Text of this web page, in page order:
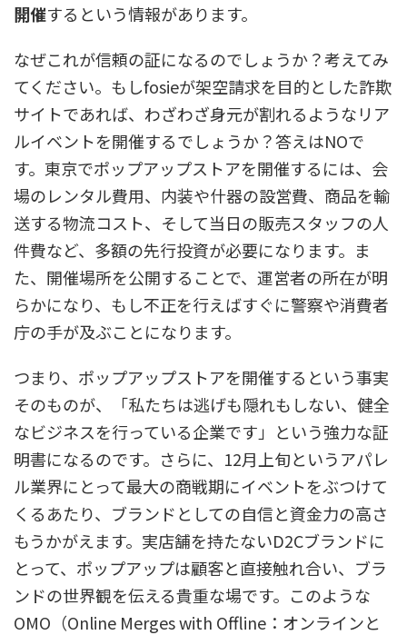
開催するという情報があります。
なぜこれが信頼の証になるのでしょうか？考えてみ
てください。もしfosieが架空請求を目的とした詐欺
サイトであれば、わざわざ身元が割れるようなリア
ルイベントを開催するでしょうか？答えはNOで
す。東京でポップアップストアを開催するには、会
場のレンタル費用、内装や什器の設営費、商品を輸
送する物流コスト、そして当日の販売スタッフの人
件費など、多額の先行投資が必要になります。ま
た、開催場所を公開することで、運営者の所在が明
らかになり、もし不正を行えばすぐに警察や消費者
庁の手が及ぶことになります。
つまり、ポップアップストアを開催するという事実
そのものが、「私たちは逃げも隠れもしない、健全
なビジネスを行っている企業です」という強力な証
明書になるのです。さらに、12月上旬というアパレ
ル業界にとって最大の商戦期にイベントをぶつけて
くるあたり、ブランドとしての自信と資金力の高さ
もうかがえます。実店舗を持たないD2Cブランドに
とって、ポップアップは顧客と直接触れ合い、ブラ
ンドの世界観を伝える貴重な場です。このような
OMO（Online Merges with Offline：オンラインと